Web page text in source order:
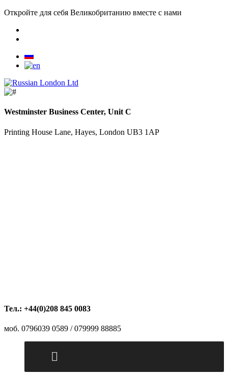
Откройте для себя Великобританию вместе с нами
Westminster Business Center, Unit C
Printing House Lane, Hayes, London UB3 1AP
Тел.: +44(0)208 845 0083
моб. 0796039 0589 / 079999 88885